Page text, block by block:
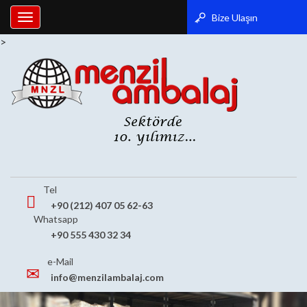
Toggle
navigation
Bize Ulaşın
>
Tel
+90 (212) 407 05 62-63
Whatsapp
+90 555 430 32 34
e-Mail
info@menzilambalaj.com